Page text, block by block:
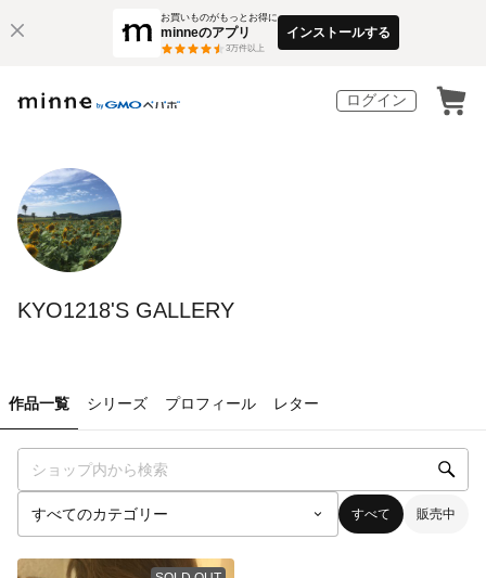
お買いものがもっとお得に
minneのアプリ
3万件以上
インストールする
ログイン
KYO1218'S GALLERY
作品一覧 シリーズ プロフィール レター
すべて 販売中